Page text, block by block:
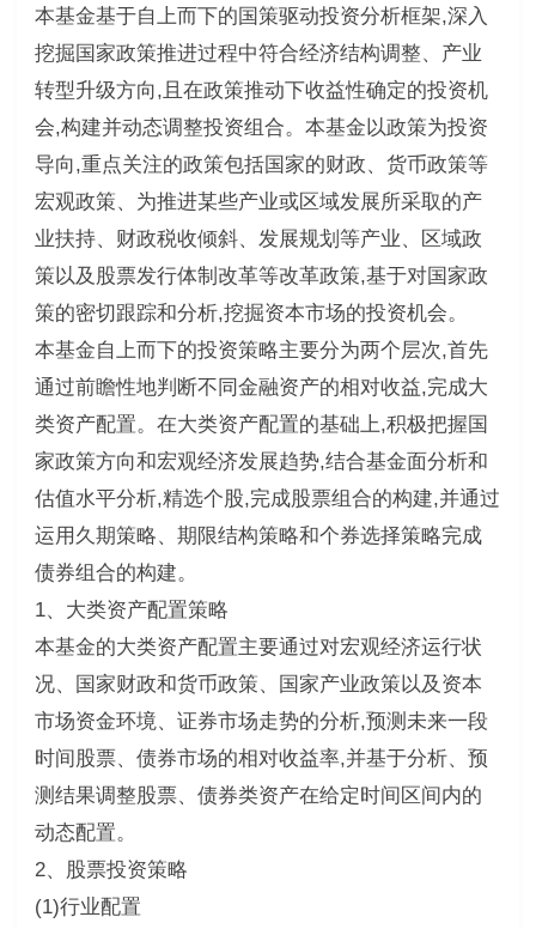
本基金基于自上而下的国策驱动投资分析框架,深入
挖掘国家政策推进过程中符合经济结构调整、产业
转型升级方向,且在政策推动下收益性确定的投资机
会,构建并动态调整投资组合。本基金以政策为投资
导向,重点关注的政策包括国家的财政、货币政策等
宏观政策、为推进某些产业或区域发展所采取的产
业扶持、财政税收倾斜、发展规划等产业、区域政
策以及股票发行体制改革等改革政策,基于对国家政
策的密切跟踪和分析,挖掘资本市场的投资机会。
本基金自上而下的投资策略主要分为两个层次,首先
通过前瞻性地判断不同金融资产的相对收益,完成大
类资产配置。在大类资产配置的基础上,积极把握国
家政策方向和宏观经济发展趋势,结合基金面分析和
估值水平分析,精选个股,完成股票组合的构建,并通过
运用久期策略、期限结构策略和个券选择策略完成
债券组合的构建。
1、大类资产配置策略
本基金的大类资产配置主要通过对宏观经济运行状
况、国家财政和货币政策、国家产业政策以及资本
市场资金环境、证券市场走势的分析,预测未来一段
时间股票、债券市场的相对收益率,并基于分析、预
测结果调整股票、债券类资产在给定时间区间内的
动态配置。
2、股票投资策略
(1)行业配置